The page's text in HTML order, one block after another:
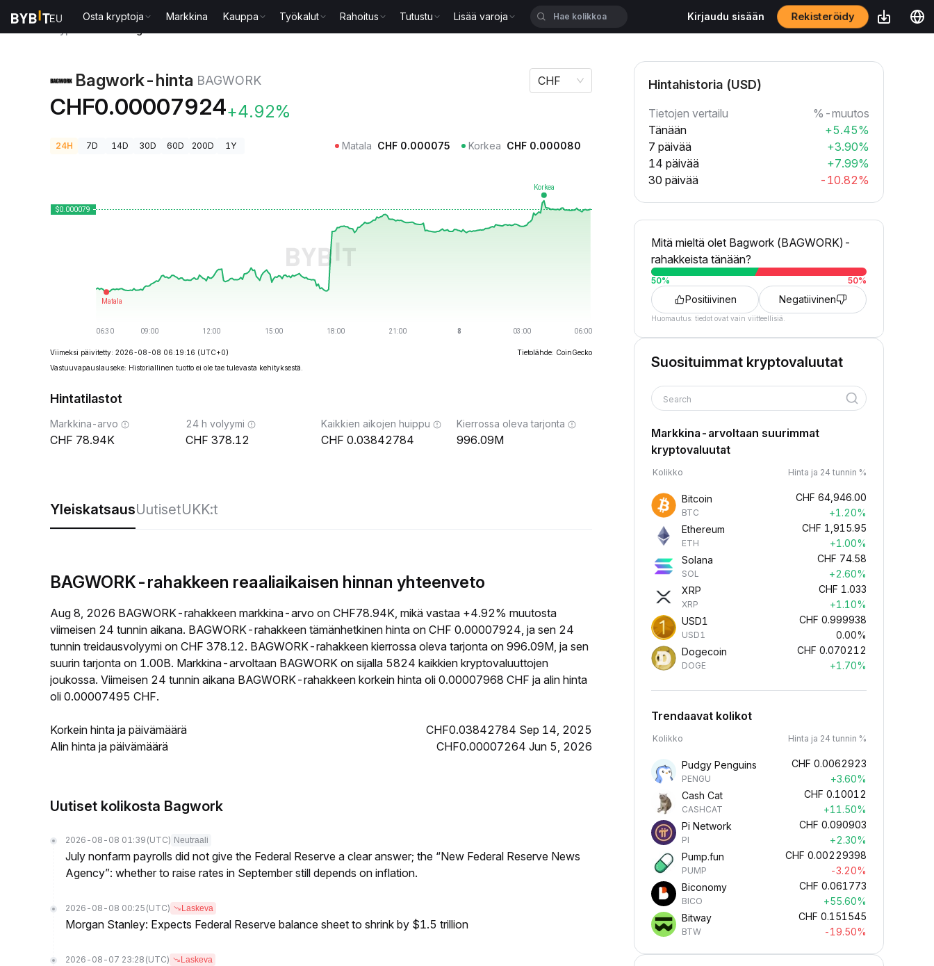
Osta kryptoja Markkina Kauppa Työkalut Rahoitus Tutustu Lisää varoja Kirjaudu sisään Rekisteröidy
Bagwork-hinta BAGWORK
CHF0.00007924+4.92%
CHF
24H 7D 14D 30D 60D 200D 1Y Matala CHF 0.000075 Korkea CHF 0.000080
Viimeksi päivitetty: 2026-08-08 06:19:16 (UTC+0)
Tietolähde: CoinGecko
Vastuuvapauslauseke: Historiallinen tuotto ei ole tae tulevasta kehityksestä.
Hintatilastot
Markkina-arvo
78.94K
24 h volyymi
378.12
Kaikkien aikojen huippu
0.03842784
Kierrossa oleva tarjonta
996.09M
YleiskatsausUutisetUKK:t
BAGWORK-rahakkeen reaaliaikaisen hinnan yhteenveto
Aug 8, 2026 BAGWORK-rahakkeen markkina-arvo on CHF78.94K, mikä vastaa +4.92% muutosta
viimeisen 24 tunnin aikana. BAGWORK-rahakkeen tämänhetkinen hinta on CHF 0.00007924, ja sen 24
tunnin treidausvolyymi on CHF 378.12. BAGWORK-rahakkeen kierrossa oleva tarjonta on 996.09M, ja sen
suurin tarjonta on 1.00B. Markkina-arvoltaan BAGWORK on sijalla 5824 kaikkien kryptovaluuttojen
joukossa. Viimeisen 24 tunnin aikana BAGWORK-rahakkeen korkein hinta oli 0.00007968 CHF ja alin hinta
oli 0.00007495 CHF.
Korkein hinta ja päivämäärä
CHF0.03842784 Sep 14, 2025
Alin hinta ja päivämäärä
CHF0.00007264 Jun 5, 2026
Uutiset kolikosta Bagwork
2026-08-08 01:39 (UTC) Neutraali
July nonfarm payrolls did not give the Federal Reserve a clear answer; the “New Federal Reserve News
Agency”: whether to raise rates in September still depends on inflation.
2026-08-08 00:25 (UTC) Laskeva
Morgan Stanley: Expects Federal Reserve balance sheet to shrink by $1.5 trillion
2026-08-07 23:28 (UTC) Laskeva
Hintahistoria (USD)
Tietojen vertailu
%-muutos
Tänään
+5.45%
7 päivää
+3.90%
14 päivää
+7.99%
30 päivää
-10.82%
Mitä mieltä olet Bagwork (BAGWORK)-
rahakkeista tänään?
50% 50%
Positiivinen Negatiivinen
Huomautus: tiedot ovat vain viitteellisiä.
Suosituimmat kryptovaluutat
Search
Markkina-arvoltaan suurimmat
kryptovaluutat
Kolikko Hinta ja 24 tunnin %
Bitcoin
BTC
CHF 64,946.00
+1.20%
Ethereum
ETH
CHF 1,915.95
+1.00%
Solana
SOL
CHF 74.58
+2.60%
XRP
XRP
CHF 1.033
+1.10%
USD1
USD1
CHF 0.999938
0.00%
Dogecoin
DOGE
CHF 0.070212
+1.70%
Trendaavat kolikot
Kolikko Hinta ja 24 tunnin %
Pudgy Penguins
PENGU
CHF 0.0062923
+3.60%
Cash Cat
CASHCAT
CHF 0.10012
+11.50%
Pi Network
PI
CHF 0.090903
+2.30%
Pump.fun
PUMP
CHF 0.00229398
-3.20%
Biconomy
BICO
CHF 0.061773
+55.60%
Bitway
BTW
CHF 0.151545
-19.50%